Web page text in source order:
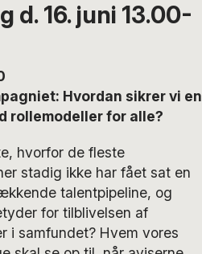
d. 16. juni 13.00-
Hvordan sikrer vi en
rollemodeller for alle?
hvorfor de fleste
stadig ikke har fået sat en
talentpipeline, og
for tilblivelsen af
i samfundet? Hvem vores